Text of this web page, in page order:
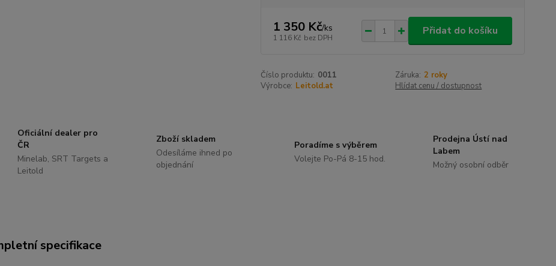
1 350 Kč/ks
1 116 Kč bez DPH
Přidat do košíku
Číslo produktu: 0011 Záruka: 2 roky
Výrobce: Leitold.at Hlídat cenu / dostupnost
Oficiální dealer pro
ČR
Minelab, SRT Targets a
Leitold
Zboží skladem
Odesíláme ihned po
objednání
Poradíme s výběrem
Volejte Po-Pá 8-15 hod.
Prodejna Ústí nad
Labem
Možný osobní odběr
specifikace